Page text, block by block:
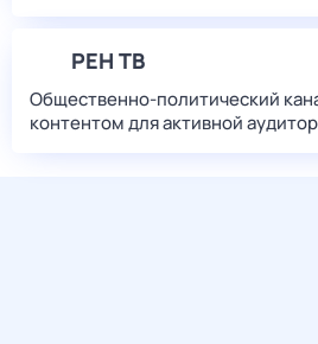
РЕН ТВ
Общественно-политический
контентом для активной